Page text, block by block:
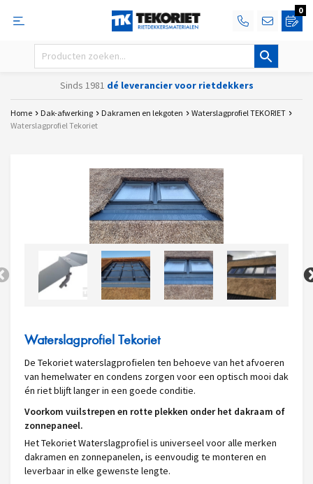
0
Sinds 1981 dé leverancier voor rietdekkers
Home Dak-afwerking Dakramen en lekgoten
Waterslagprofiel TEKORIET
Waterslagprofiel Tekoriet
Waterslagprofiel Tekoriet
De Tekoriet waterslagprofielen ten behoeve van het afvoeren
van hemelwater en condens zorgen voor een optisch mooi dak
én riet blijft langer in een goede conditie.
Voorkom vuilstrepen en rotte plekken onder het dakraam of
zonnepaneel.
Het Tekoriet Waterslagprofiel is universeel voor alle merken
dakramen en zonnepanelen, is eenvoudig te monteren en
leverbaar in elke gewenste lengte.